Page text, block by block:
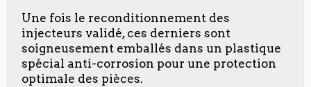
Une fois le reconditionnement des
injecteurs validé, ces derniers sont
soigneusement emballés dans un plastique
spécial anti-corrosion pour une protection
optimale des pièces.